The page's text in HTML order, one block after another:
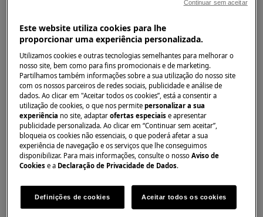
A máquina de secar roupa danifica as
Aplica-se a:
Secadores de Exaustão
Máquina de secar roupa por condensação
com bomba de calor
Resolução:
1. Verifique se existem peças soltas no
interior do tambor
Outras causas que podem destruir a roupa são
fechos abertos, fivelas e outros objetos.
2. Contacte um centro de assistência
Este website utiliza cookies para lhe
proporcionar uma experiência personalizada.
Utilizamos cookies e outras tecnologias semelhantes para melhorar o
nosso site, bem como para fins promocionais e de marketing.
Partilhamos também informações sobre a sua utilização do nosso site
com os nossos parceiros de redes sociais, publicidade e análise de
dados. Ao clicar em "Aceitar todos os cookies”, está a consentir a
utilização de cookies, o que nos permitepersonalizar a sua
experiência no site, adaptarofertas especiaise apresentar
publicidade personalizada. Ao clicar em “Continuar sem aceitar”,
bloqueia os cookies não essenciais, o que poderá afetar a sua
experiência de navegação e os serviços que lhe conseguimos
disponibilizar. Para mais informações, consulte o nossoAviso de
Cookies e a Declaração de Privacidade de Dados.
Definições de cookies Aceitar todos os cookies
Continuar sem aceitar